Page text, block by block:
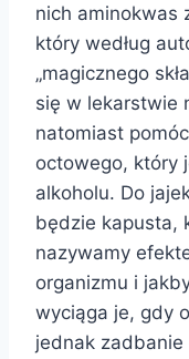
nich aminokwas
który według
„magicznego
się w lekarstwie
natomiast
octowego, który
alkoholu. Do
będzie kapusta,
nazywamy
organizmu i
wyciąga je, gdy
jednak